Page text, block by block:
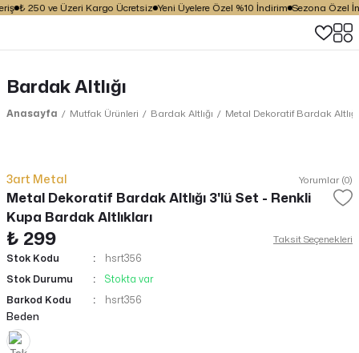
₺ 250 ve Üzeri Kargo Ücretsiz Yeni Üyelere Özel %10 İndirim Sezona Özel
Bardak Altlığı
Anasayfa Mutfak Ürünleri Bardak Altlığı Metal Dekoratif Bardak
3art Metal Yorumlar (0)
Metal Dekoratif Bardak Altlığı 3'lü Set - Renkli
Kupa Bardak Altlıkları
₺ 299
Taksit Seçenekleri
Stok Kodu
hsrt356
Stok Durumu
Stokta var
Barkod Kodu
hsrt356
Beden